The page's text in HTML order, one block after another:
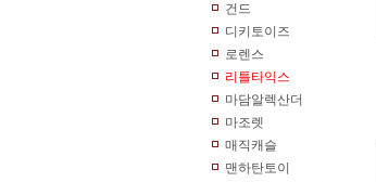
건드
디키토이즈
로렌스
리틀타익스
마담알렉산더
마조렛
매직캐슬
맨하탄토이